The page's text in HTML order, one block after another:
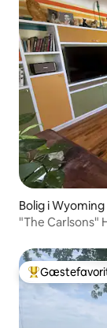
Bolig i Wyoming
"The Carlsons"
Bedste